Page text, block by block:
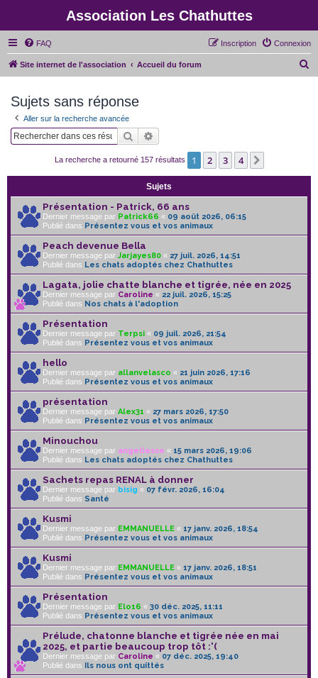
Association Les Chathuttes
FAQ Connexion
Inscription
Site internet de l'association Accueil du forum
Sujets sans réponse
Aller sur la recherche avancée
Rechercher
La recherche a retourné 157 résultats 1 2 3 4
Sujets
Présentation - Patrick, 66 ans
Dernier message par Patrick66 « 09 août 2026, 06:15
Publié dans Présentez vous et vos animaux
Peach devenue Bella
Dernier message par Jarjayes80 « 27 juil. 2026, 14:51
Publié dans Les chats adoptés chez Chathuttes
Lagata, jolie chatte blanche et tigrée, née en 2025
Dernier message par Caroline « 22 juil. 2026, 15:25
Publié dans Nos chats à l'adoption
Présentation
Dernier message par Terpsi « 09 juil. 2026, 21:54
Publié dans Présentez vous et vos animaux
hello
Dernier message par allanvelasco « 21 juin 2026, 17:16
Publié dans Présentez vous et vos animaux
présentation
Dernier message par Alex31 « 27 mars 2026, 17:50
Publié dans Présentez vous et vos animaux
Minouchou
Dernier message par angellesse « 15 mars 2026, 19:06
Publié dans Les chats adoptés chez Chathuttes
Sachets repas RENAL à donner
Dernier message par bisig « 07 févr. 2026, 16:04
Publié dans Santé
Kusmi
Dernier message par EMMANUELLE « 17 janv. 2026, 18:54
Publié dans Présentez vous et vos animaux
Kusmi
Dernier message par EMMANUELLE « 17 janv. 2026, 18:51
Publié dans Présentez vous et vos animaux
Présentation
Dernier message par Elo16 « 30 déc. 2025, 11:11
Publié dans Présentez vous et vos animaux
Prélude, chatonne blanche et tigrée née en mai
2025, et partie beaucoup trop tôt :'(
Dernier message par Caroline « 07 déc. 2025, 19:40
Publié dans Ils nous ont quittés